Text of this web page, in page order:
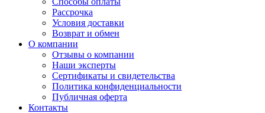
Рассрочка
Условия доставки
Возврат и обмен
О компании
Отзывы о компании
Наши эксперты
Сертификаты и свидетельства
Политика конфиденциальности
Публичная оферта
Контакты